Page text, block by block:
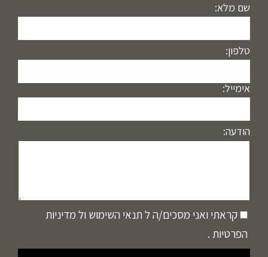
שם מלא:
טלפון:
אימייל:
הודעה:
קראתי ואני מסכים/ה ל תנאי השימוש ול מדיניות
הפרטיות .